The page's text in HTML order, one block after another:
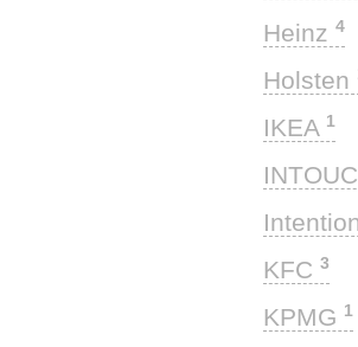
Heinz 4
Holsten
IKEA 1
KFC 3
KPMG 1